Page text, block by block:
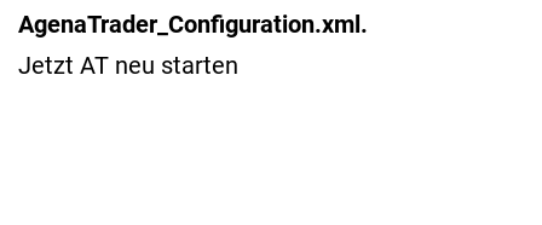
AgenaTrader_Configuration.xml.
Jetzt AT neu starten